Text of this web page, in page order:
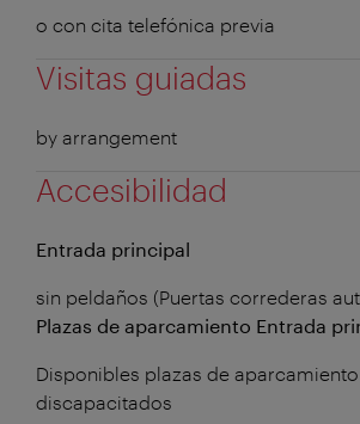
o con cita telefónica previa
Visitas guiadas
by arrangement
Accesibilidad
Entrada principal
sin peldaños (Puertas correderas
Plazas de aparcamiento Entrada
Disponibles plazas de
discapacitados